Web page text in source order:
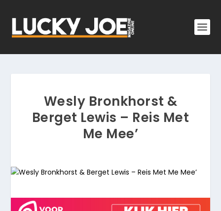
Wesly Bronkhorst &
Berget Lewis – Reis Met
Me Mee’